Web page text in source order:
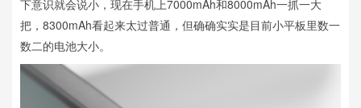
下意识就会说小，现在手机上7000mAh和8000mAh一抓一大
把，8300mAh看起来太过普通，但确确实实是目前小平板里数一
数二的电池大小。